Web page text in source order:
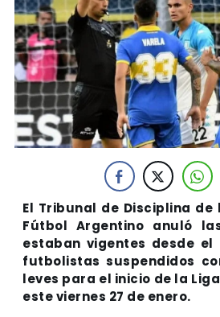
El Tribunal de Disciplina de
Fútbol Argentino anuló
estaban vigentes desde el
futbolistas suspendidos
leves para el inicio de la
este viernes 27 de enero.